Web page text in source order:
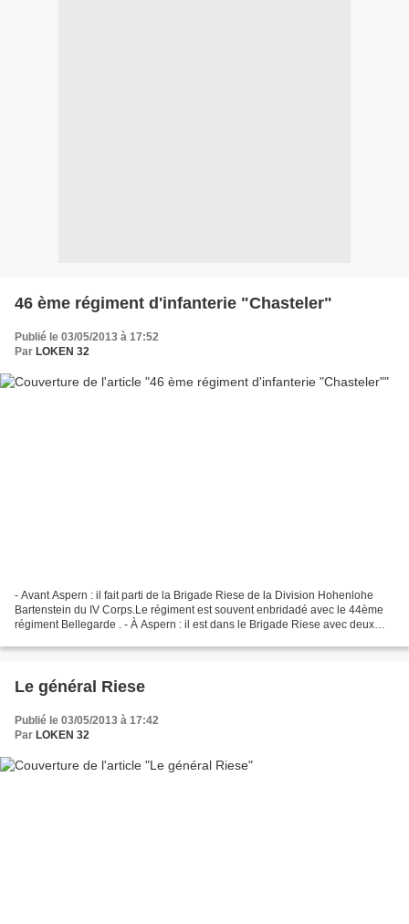
46 ème régiment d'infanterie "Chasteler"
Publié le 03/05/2013 à 17:52
Par LOKEN 32
- Avant Aspern : il fait parti de la Brigade Riese de la Division Hohenlohe
Bartenstein du IV Corps.Le régiment est souvent enbridadé avec le 44ème
régiment Bellegarde . - À Aspern : il est dans le Brigade Riese avec deux
Le général Riese
Publié le 03/05/2013 à 17:42
Par LOKEN 32